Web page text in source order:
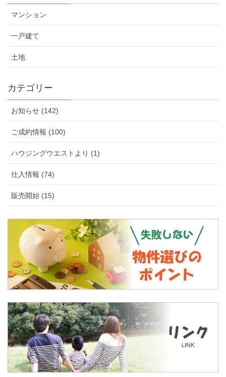
マンション
一戸建て
土地
カテゴリー
お知らせ (142)
ご成約情報 (100)
ハウジングウエストより (1)
仕入情報 (74)
販売開始 (15)